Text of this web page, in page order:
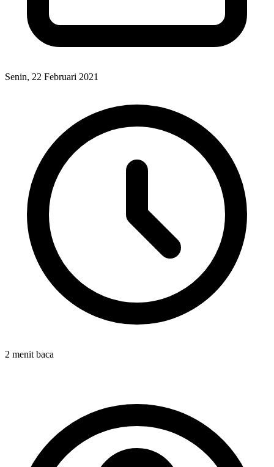
Senin, 22 Februari 2021
2 menit baca